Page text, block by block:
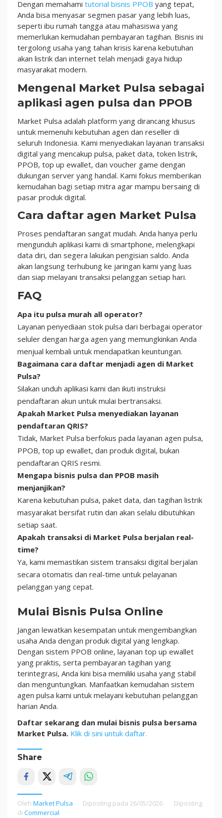
Dengan memahami tutorial bisnis PPOB yang tepat,
Anda bisa menyasar segmen pasar yang lebih luas,
seperti ibu rumah tangga atau mahasiswa yang
memerlukan kemudahan pembayaran tagihan. Bisnis ini
tergolong usaha yang tahan krisis karena kebutuhan
akan listrik dan internet telah menjadi gaya hidup
masyarakat modern.
Mengenal Market Pulsa sebagai
aplikasi agen pulsa dan PPOB
Market Pulsa adalah platform yang dirancang khusus
untuk memenuhi kebutuhan agen dan reseller di
seluruh Indonesia. Kami menyediakan layanan transaksi
digital yang mencakup pulsa, paket data, token listrik,
PPOB, top up ewallet, dan voucher game dengan
dukungan server yang handal. Kami fokus memberikan
kemudahan bagi setiap mitra agar mampu bersaing di
pasar produk digital.
Cara daftar agen Market Pulsa
Proses pendaftaran sangat mudah. Anda hanya perlu
mengunduh aplikasi kami di smartphone, melengkapi
data diri, dan segera lakukan pengisian saldo. Anda
akan langsung terhubung ke jaringan kami yang luas
dan siap melayani transaksi pelanggan setiap hari.
FAQ
Apa itu pulsa murah all operator?
Layanan penyediaan stok pulsa dari berbagai operator
seluler dengan harga agen yang memungkinkan Anda
menjual kembali untuk mendapatkan keuntungan.
Bagaimana cara daftar menjadi agen di Market
Pulsa?
Silakan unduh aplikasi kami dan ikuti instruksi
pendaftaran akun untuk mulai bertransaksi.
Apakah Market Pulsa menyediakan layanan
pendaftaran QRIS?
Tidak, Market Pulsa berfokus pada layanan agen pulsa,
PPOB, top up ewallet, dan produk digital, bukan
pendaftaran QRIS resmi.
Mengapa bisnis pulsa dan PPOB masih
menjanjikan?
Karena kebutuhan pulsa, paket data, dan tagihan listrik
masyarakat bersifat rutin dan akan selalu dibutuhkan
setiap saat.
Apakah transaksi di Market Pulsa berjalan real-
time?
Ya, kami memastikan sistem transaksi digital berjalan
secara otomatis dan real-time untuk pelayanan
pelanggan yang cepat.
Mulai Bisnis Pulsa Online
Jangan lewatkan kesempatan untuk mengembangkan
usaha Anda dengan produk digital yang lengkap.
Dengan sistem PPOB online, layanan top up ewallet
yang praktis, serta pembayaran tagihan yang
terintegrasi, Anda kini bisa memiliki usaha yang stabil
dan menguntungkan. Manfaatkan kemudahan sistem
agen pulsa kami untuk melayani kebutuhan pelanggan
harian Anda.
Daftar sekarang dan mulai bisnis pulsa bersama
Market Pulsa. Klik di sini untuk daftar.
Share
Oleh Market Pulsa Diposting pada 26/05/2026
Diposting
di Commercial